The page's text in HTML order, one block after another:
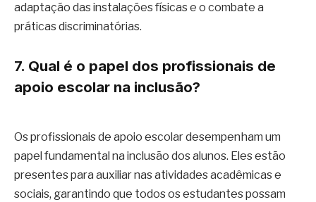
adaptação das instalações físicas e o combate a
práticas discriminatórias.
7. Qual é o papel dos profissionais de
apoio escolar na inclusão?
Os profissionais de apoio escolar desempenham um
papel fundamental na inclusão dos alunos. Eles estão
presentes para auxiliar nas atividades acadêmicas e
sociais, garantindo que todos os estudantes possam